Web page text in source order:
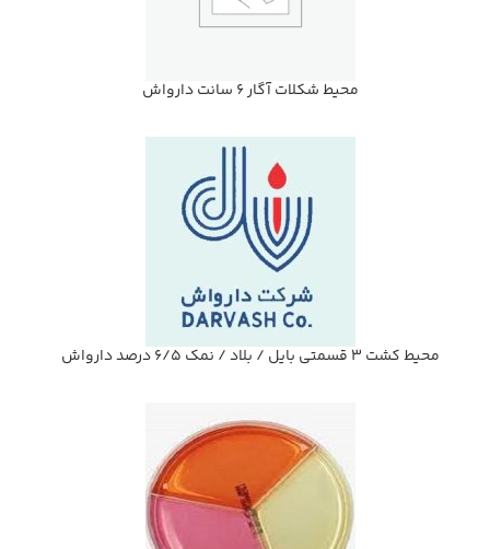
محيط شكلات آگار 6 سانت دارواش
محيط كشت 3 قسمتي بايل / بلاد / نمك 6/5 درصد دارواش